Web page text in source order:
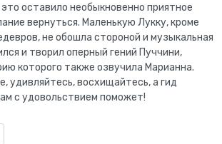
оставило необыкновенно приятное
вернуться. Маленькую Лукку, кроме
не обошла стороной и музыкальная
и творил оперный гений Пуччини,
которого также озвучила Марианна.
удивляйтесь, восхищайтесь, а гид
с удовольствием поможет!